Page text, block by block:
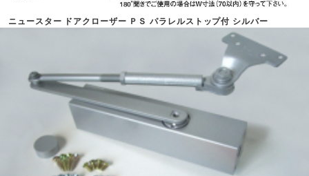
ニュースター ドアクローザー ＰＳ パラレルストップ付 シルバー